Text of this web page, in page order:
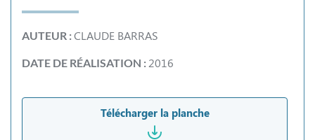
AUTEUR :CLAUDE BARRAS
DATE DE RÉALISATION :2016
Télécharger la planche